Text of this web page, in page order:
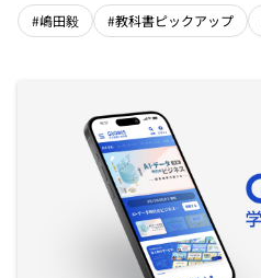
#嶋田毅 #教科書ピックアップ